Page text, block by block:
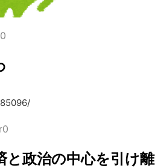
政治の中心を引け離